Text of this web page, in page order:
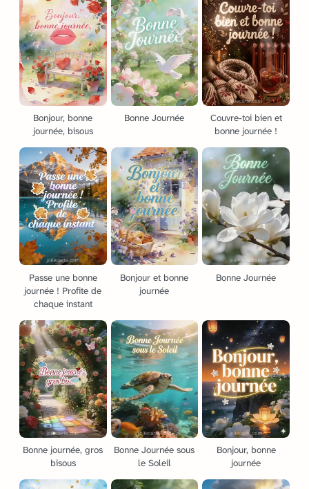
Bonjour, bonne
journée, bisous
Bonne Journée
Couvre-toi bien et
bonne journée !
Passe une bonne
journée ! Profite de
chaque instant
Bonjour et bonne
journée
Bonne Journée
Bonne journée, gros
bisous
Bonne Journée sous
le Soleil
Bonjour, bonne
journée